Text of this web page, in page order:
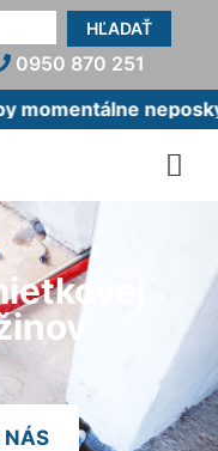
HĽADAŤ
0950 870 251
momentálne
NÁS